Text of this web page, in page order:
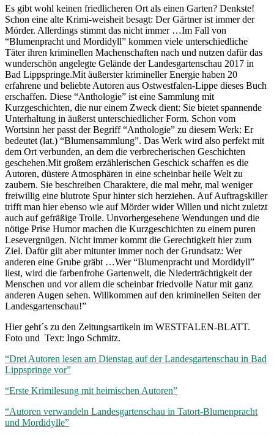
Es gibt wohl keinen friedlicheren Ort als einen Garten? Denkste!
Schon eine alte Krimi-weisheit besagt: Der Gärtner ist immer der
Mörder. Allerdings stimmt das nicht immer …Im Fall von
“Blumenpracht und Mordidyll” kommen viele unterschiedliche
Täter ihren kriminellen Machenschaften nach und nutzen dafür das
wunderschön angelegte Gelände der Landesgartenschau 2017 in
Bad Lippspringe.Mit äußerster krimineller Energie haben 20
erfahrene und beliebte Autoren aus Ostwestfalen-Lippe dieses Buch
erschaffen. Diese “Anthologie” ist eine Sammlung mit
Kurzgeschichten, die nur einem Zweck dient: Sie bietet spannende
Unterhaltung in äußerst unterschiedlicher Form. Schon vom
Wortsinn her passt der Begriff “Anthologie” zu diesem Werk: Er
bedeutet (lat.) “Blumensammlung”. Das Werk wird also perfekt mit
dem Ort verbunden, an dem die verbrecherischen Geschichten
geschehen.Mit großem erzählerischen Geschick schaffen es die
Autoren, düstere Atmosphären in eine scheinbar heile Welt zu
zaubern. Sie beschreiben Charaktere, die mal mehr, mal weniger
freiwillig eine blutrote Spur hinter sich herziehen. Auf Auftragskiller
trifft man hier ebenso wie auf Mörder wider Willen und nicht zuletzt
auch auf gefräßige Trolle. Unvorhergesehene Wendungen und die
nötige Prise Humor machen die Kurzgeschichten zu einem puren
Lesevergnügen. Nicht immer kommt die Gerechtigkeit hier zum
Ziel. Dafür gilt aber mitunter immer noch der Grundsatz: Wer
anderen eine Grube gräbt …Wer “Blumenpracht und Mordidyll”
liest, wird die farbenfrohe Gartenwelt, die Niederträchtigkeit der
Menschen und vor allem die scheinbar friedvolle Natur mit ganz
anderen Augen sehen. Willkommen auf den kriminellen Seiten der
Landesgartenschau!”
Hier geht´s zu den Zeitungsartikeln im WESTFALEN-BLATT.
Foto und Text: Ingo Schmitz.
“Drei Autoren lesen am Dienstag auf der Landesgartenschau in Bad
Lippspringe vor”
“Erste Krimilesung mit heimischen Autoren”
“Autoren verwandeln Landesgartenschau in Tatort-Blumenpracht
und Mordidylle”